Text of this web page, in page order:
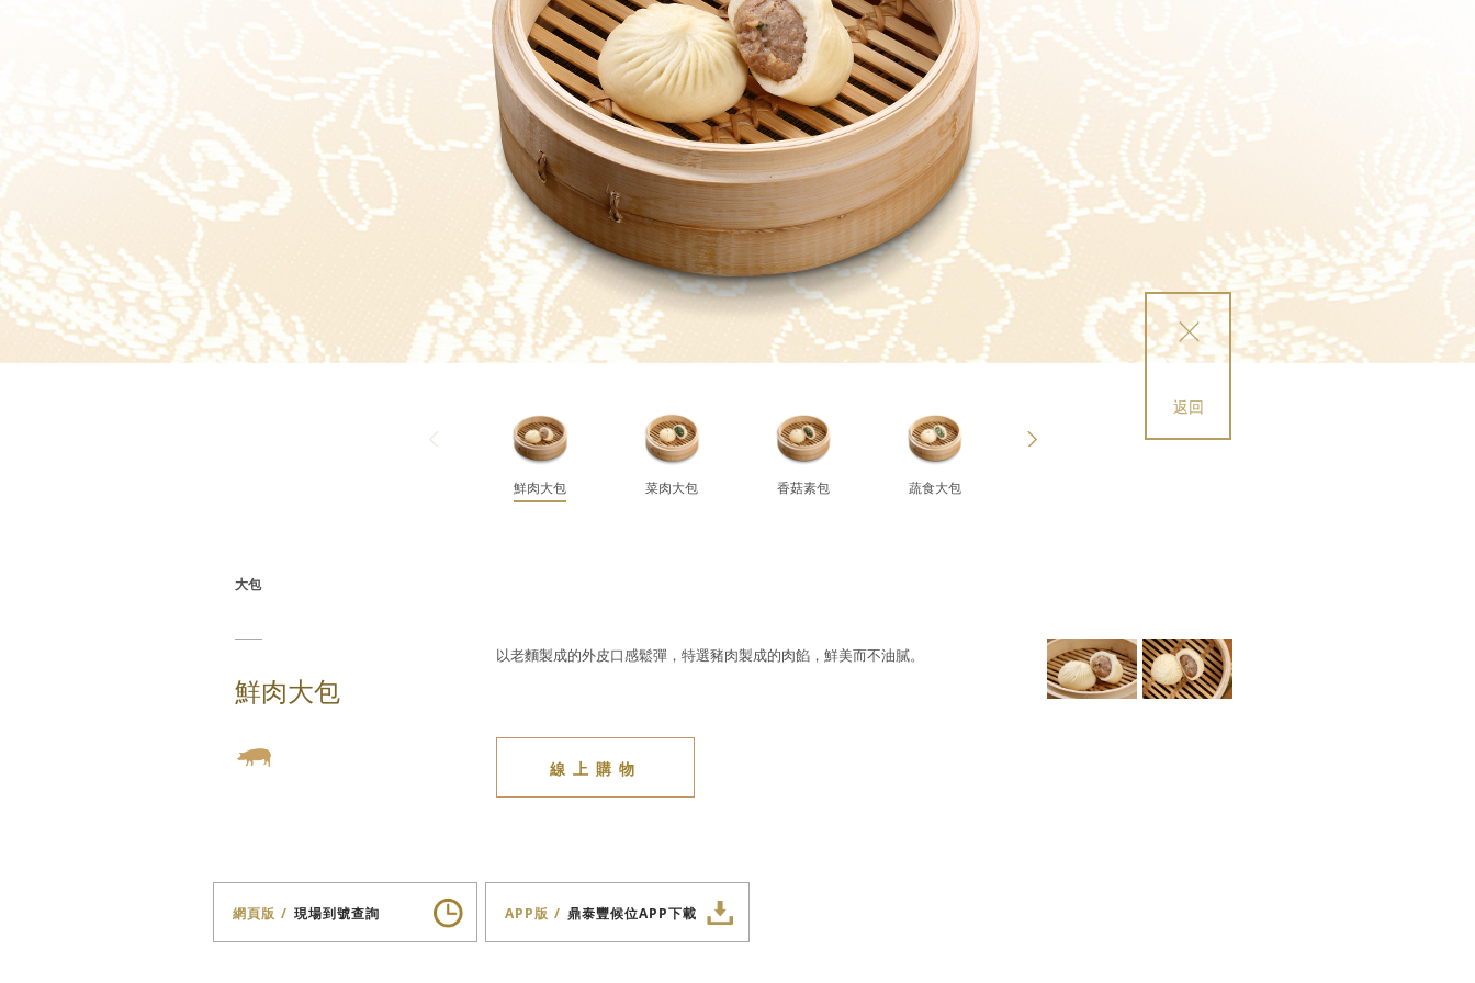
返回
鮮肉大包 菜肉大包 香菇素包 蔬食大包
大包
鮮肉大包
以老麵製成的外皮口感鬆彈，特選豬肉製成的肉餡，鮮美而不油膩。
線上購物
網頁版 現場到號查詢 APP版 鼎泰豐候位APP下載